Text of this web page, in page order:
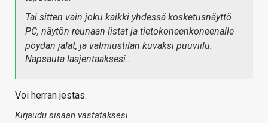
Tai sitten vain joku kaikki yhdessä kosketusnäyttö
PC, näytön reunaan listat ja tietokoneenkoneenalle
pöydän jalat, ja valmiustilan kuvaksi puuviilu.
Napsauta laajentaaksesi…
Voi herran jestas.
Kirjaudu sisään vastataksesi